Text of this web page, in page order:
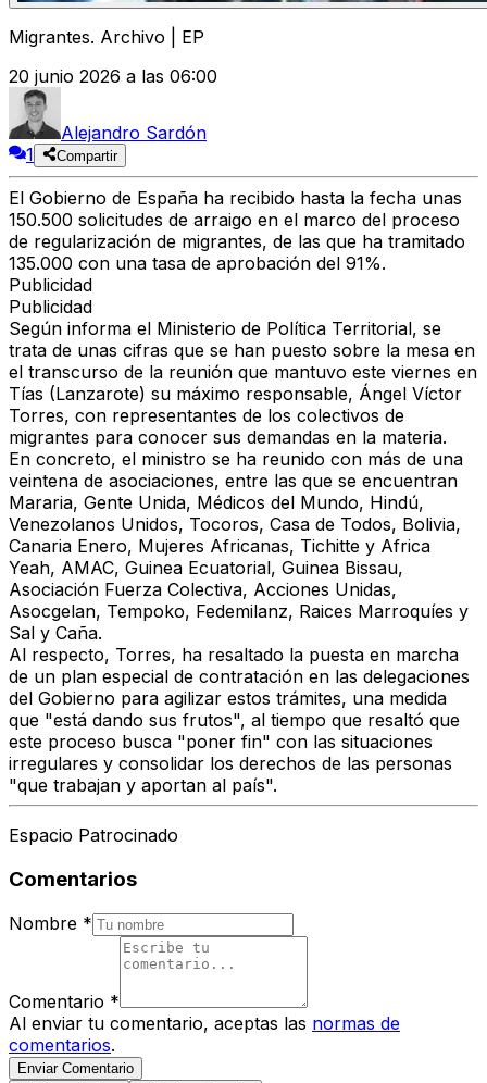
Migrantes. Archivo | EP
20 junio 2026 a las 06:00
Alejandro Sardón
1
Compartir
El Gobierno de España ha recibido hasta la fecha unas
150.500 solicitudes de arraigo en el marco del proceso
de regularización de migrantes, de las que ha tramitado
135.000 con una tasa de aprobación del 91%.
Publicidad
Publicidad
Según informa el Ministerio de Política Territorial, se
trata de unas cifras que se han puesto sobre la mesa en
el transcurso de la reunión que mantuvo este viernes en
Tías (Lanzarote) su máximo responsable, Ángel Víctor
Torres, con representantes de los colectivos de
migrantes para conocer sus demandas en la materia.
En concreto, el ministro se ha reunido con más de una
veintena de asociaciones, entre las que se encuentran
Mararia, Gente Unida, Médicos del Mundo, Hindú,
Venezolanos Unidos, Tocoros, Casa de Todos, Bolivia,
Canaria Enero, Mujeres Africanas, Tichitte y Africa
Yeah, AMAC, Guinea Ecuatorial, Guinea Bissau,
Asociación Fuerza Colectiva, Acciones Unidas,
Asocgelan, Tempoko, Fedemilanz, Raices Marroquíes y
Sal y Caña.
Al respecto, Torres, ha resaltado la puesta en marcha
de un plan especial de contratación en las delegaciones
del Gobierno para agilizar estos trámites, una medida
que "está dando sus frutos", al tiempo que resaltó que
este proceso busca "poner fin" con las situaciones
irregulares y consolidar los derechos de las personas
"que trabajan y aportan al país".
Espacio Patrocinado
Comentarios
Nombre *
Comentario *
Al enviar tu comentario, aceptas las normas de
comentarios.
Enviar Comentario